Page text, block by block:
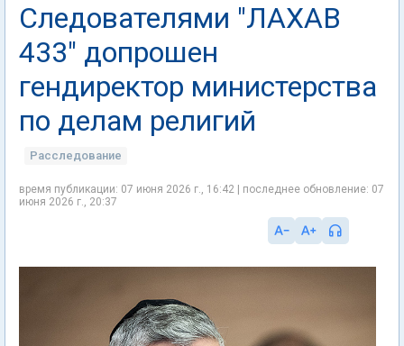
Следователями "ЛАХАВ
433" допрошен
гендиректор министерства
по делам религий
Расследование
время публикации: 07 июня 2026 г., 16:42 | последнее обновление: 07
июня 2026 г., 20:37